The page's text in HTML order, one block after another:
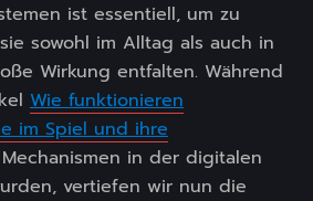
ist essentiell, um zu
sowohl im Alltag als auch in
Wirkung entfalten. Während
Wie funktionieren
im Spiel und ihre
in der digitalen
vertiefen wir nun die